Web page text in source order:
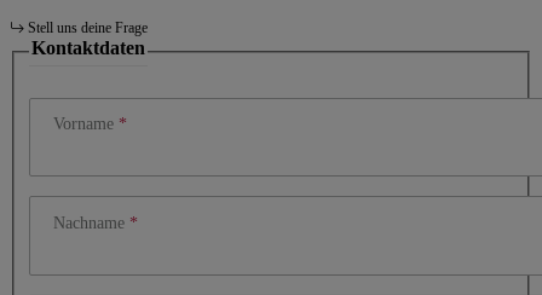
Stell uns deine Frage
Kontaktdaten
Vorname
Nachname